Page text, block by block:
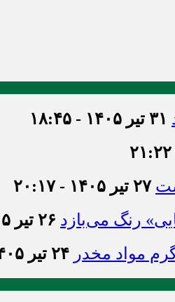
۳۱ تیر ۱۴۰۵ - ۱۸:۴۵
۲۷ تیر ۱۴۰۵ - ۲۰:۱۷
رنگ می‌بازد ۲۶ تیر ۱۴۰۵ - ۱۹:۵۰
۲۴ تیر ۱۴۰۵ - ۰:۵۲